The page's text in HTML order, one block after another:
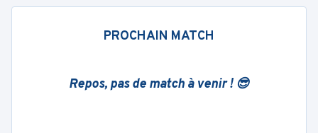
PROCHAIN MATCH
Repos, pas de match à venir ! 😎